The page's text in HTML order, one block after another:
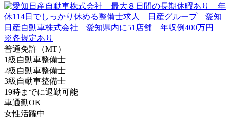
普通免許（MT）
1級自動車整備士
2級自動車整備士
3級自動車整備士
19時までに退勤可能
車通勤OK
女性活躍中